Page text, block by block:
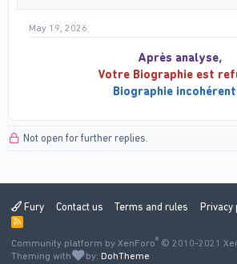
May 19, 2026
Après analyse,
Votre Biographie est
Biographie
Not open for further replies.
Fury Contact us Terms and rules Privacy
R
S
Community platform by XenForo® © 2010-2021
Theming with
by: DohTheme